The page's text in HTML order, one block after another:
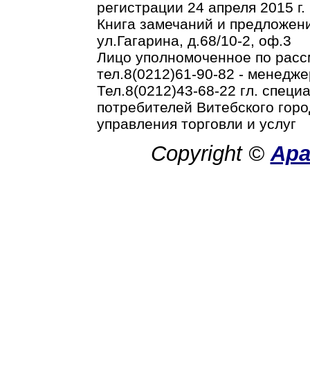
регистрации 24 апреля 2015 г.
Книга замечаний и
ул.Гагарина, д.68/10-2, оф.3
Лицо уполномоченное по
тел.8(0212)61-90-82 -
Тел.8(0212)43-68-22 гл.
потребителей Витебского
управления торговли и услуг
Copyright ©